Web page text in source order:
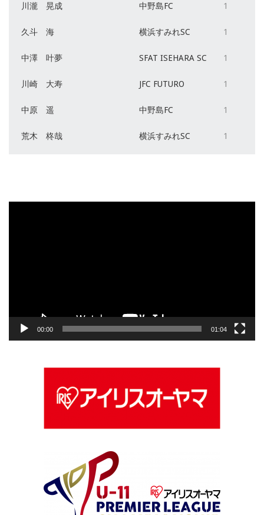
川瀧 晃成 中野島FC 1
久斗 海 横浜すみれSC 1
中澤 叶夢 SFAT ISEHARA SC 1
川崎 大寿 JFC FUTURO 1
中原 遥 中野島FC 1
荒木 柊哉 横浜すみれSC 1
00:00 01:04